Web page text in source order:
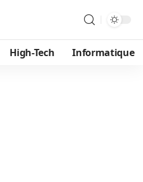
High-Tech Informatique